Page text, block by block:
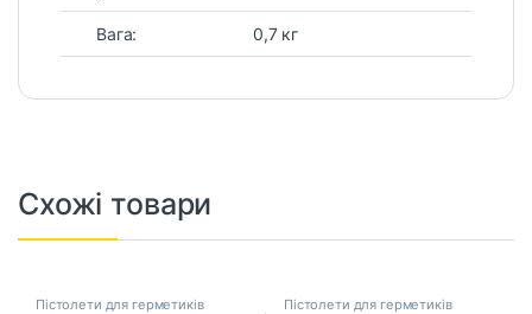
Вага: 0,7 кг
Схожі товари
Пістолети для герметиків Пістолети для герметиків